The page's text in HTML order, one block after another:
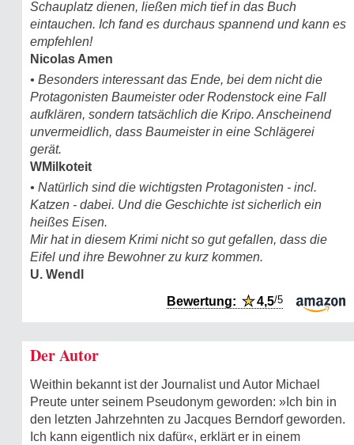
Schauplatz dienen, ließen mich tief in das Buch
eintauchen. Ich fand es durchaus spannend und kann es
empfehlen!
Nicolas Amen
• Besonders interessant das Ende, bei dem nicht die
Protagonisten Baumeister oder Rodenstock eine Fall
aufklären, sondern tatsächlich die Kripo. Anscheinend
unvermeidlich, dass Baumeister in eine Schlägerei
gerät.
WMilkoteit
• Natürlich sind die wichtigsten Protagonisten - incl.
Katzen - dabei. Und die Geschichte ist sicherlich ein
heißes Eisen.
Mir hat in diesem Krimi nicht so gut gefallen, dass die
Eifel und ihre Bewohner zu kurz kommen.
U. Wendl
Bewertung:★4,5/5
Der Autor
Weithin bekannt ist der Journalist und Autor Michael
Preute unter seinem Pseudo­nym geworden: »Ich bin in
den letzten Jahrzehnten zu Jacques Berndorf geworden.
Ich kann eigentlich nix dafür«, erklärt er in einem